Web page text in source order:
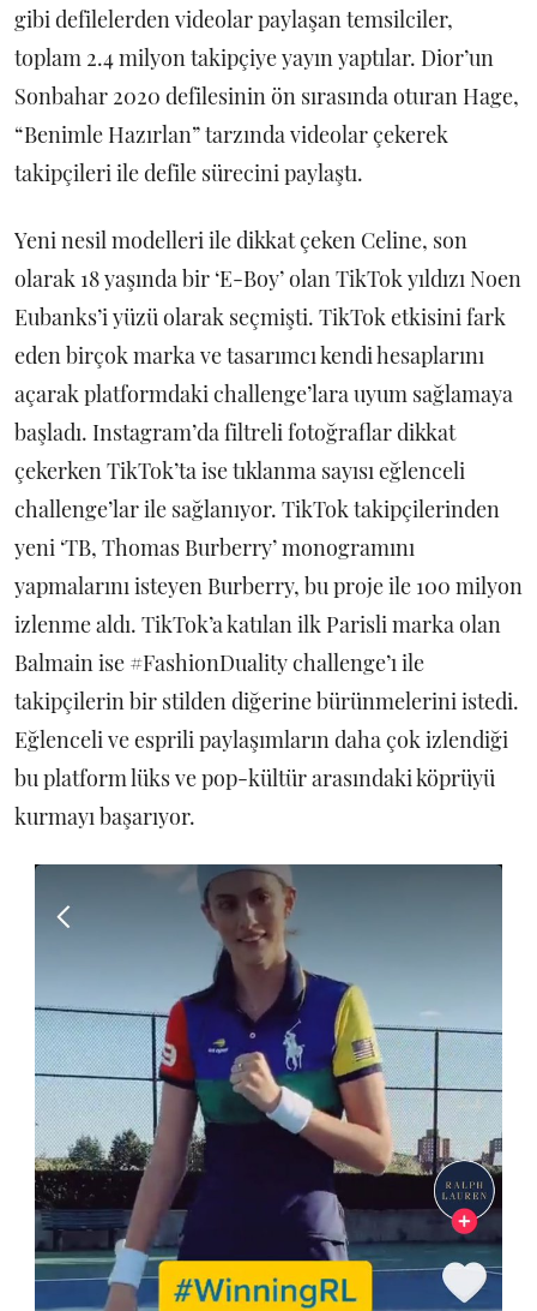
gibi defilelerden videolar paylaşan temsilciler,
toplam 2.4 milyon takipçiye yayın yaptılar. Dior’un
Sonbahar 2020 defilesinin ön sırasında oturan Hage,
“Benimle Hazırlan” tarzında videolar çekerek
takipçileri ile defile sürecini paylaştı.
Yeni nesil modelleri ile dikkat çeken Celine, son
olarak 18 yaşında bir ‘E-Boy’ olan TikTok yıldızı Noen
Eubanks’i yüzü olarak seçmişti. TikTok etkisini fark
eden birçok marka ve tasarımcı kendi hesaplarını
açarak platformdaki challenge’lara uyum sağlamaya
başladı. Instagram’da filtreli fotoğraflar dikkat
çekerken TikTok’ta ise tıklanma sayısı eğlenceli
challenge’lar ile sağlanıyor. TikTok takipçilerinden
yeni ‘TB, Thomas Burberry’ monogramını
yapmalarını isteyen Burberry, bu proje ile 100 milyon
izlenme aldı. TikTok’a katılan ilk Parisli marka olan
Balmain ise #FashionDuality challenge’ı ile
takipçilerin bir stilden diğerine bürünmelerini istedi.
Eğlenceli ve esprili paylaşımların daha çok izlendiği
bu platform lüks ve pop-kültür arasındaki köprüyü
kurmayı başarıyor.